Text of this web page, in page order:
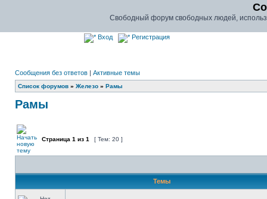
Свободный форум свободных людей,
Вход Регистрация
Сообщения без ответов | Активные темы
Список форумов » Железо » Рамы
Рамы
Страница 1 из 1 [ Тем: 20 ]
Темы